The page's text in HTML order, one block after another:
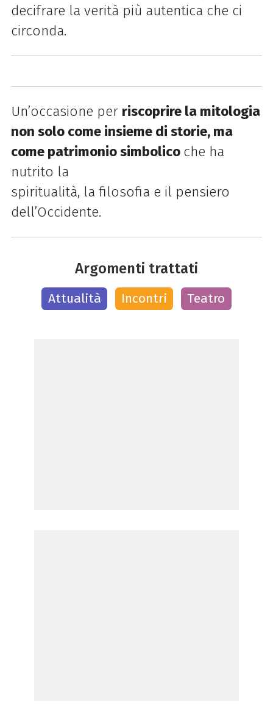
decifrare la verità più autentica che ci
circonda.
Un’occasione per riscoprire la mitologia
non solo come insieme di storie, ma
come patrimonio simbolico che ha
nutrito la
spiritualità, la filosofia e il pensiero
dell’Occidente.
Argomenti trattati
Attualità Incontri Teatro